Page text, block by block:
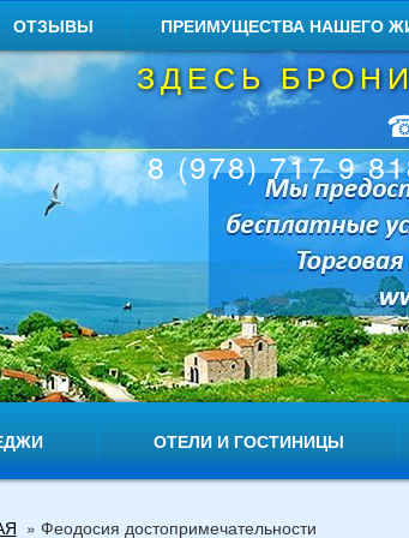
ОТЗЫВЫ ПРЕИМУЩЕСТВА НАШЕГО
ЗДЕСЬ
8 (978) 717 9
ОТЕЛИ И ГОСТИНИЦЫ
» Феодосия достопримечательности